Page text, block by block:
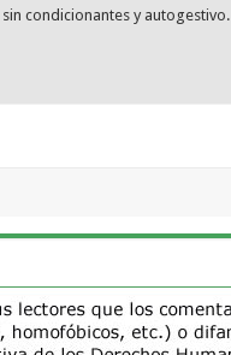
condicionantes y autogestivo.